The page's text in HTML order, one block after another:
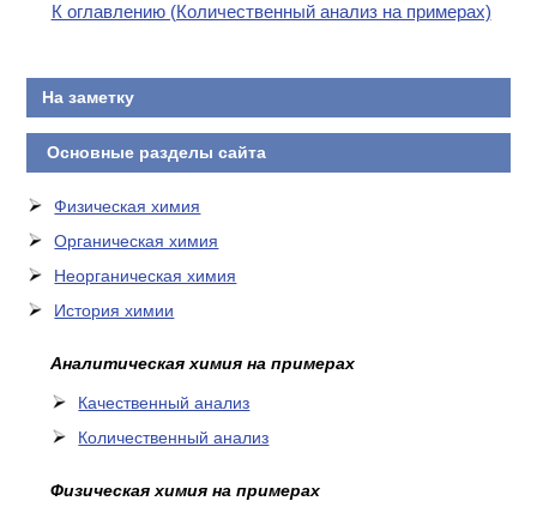
К оглавлению (Количественный анализ на примерах)
На заметку
Основные разделы сайта
Физическая химия
Органическая химия
Неорганическая химия
История химии
Аналитическая химия на примерах
Качественный анализ
Количественный анализ
Физическая химия на примерах